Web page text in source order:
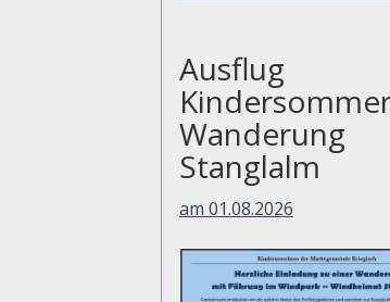
Ausflug
Kindersommer -
Wanderung
am 01.08.2026